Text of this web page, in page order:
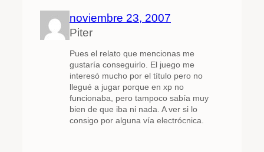
noviembre 23, 2007
Piter
Pues el relato que mencionas me
gustaría conseguirlo. El juego me
interesó mucho por el título pero no
llegué a jugar porque en xp no
funcionaba, pero tampoco sabía muy
bien de que iba ni nada. A ver si lo
consigo por alguna vía electrócnica.